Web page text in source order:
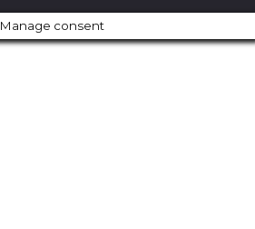
Manage consent